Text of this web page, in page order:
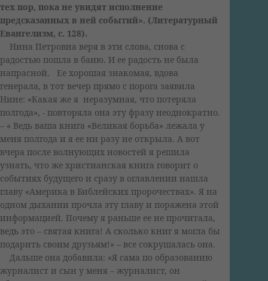
тех пор, пока не увидят исполнение
предсказанных в ней событий». (Литературный
Евангелизм, с. 128).
Нина Петровна веря в эти слова, снова с
радостью пошла в баню. И ее радость не была
напрасной. Ее хорошая знакомая, вдова
генерала, в тот вечер прямо с порога заявила
Нине: «Какая же я неразумная, что потеряла
полгода», - повторяла она эту фразу неоднократно.
– « Ведь ваша книга «Великая борьба» лежала у
меня полгода и я ее ни разу не открыла. А вот
вчера после волнующих новостей я решила
узнать, что же христианская книга говорит о
событиях будущего и сразу в оглавлении нашла
главу «Америка в Библейских пророчествах». Я на
одном дыхании прочла эту главу и поражена этой
информацией. Почему я раньше ее не прочитала,
ведь это – святая книга! А сколько книг я могла бы
подарить своим друзьям!» – все сокрушалась она.
Дальше она добавила: «Я сама по образованию
журналист и сын у меня – журналист, он